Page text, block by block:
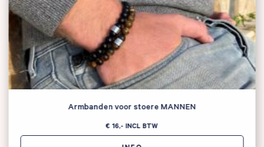
Armbanden voor stoere MANNEN
€ 16,- INCL BTW